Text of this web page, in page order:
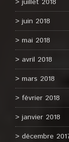
juillet 2018
juin 2018
mai 2018
avril 2018
mars 2018
février 2018
janvier 2018
décembre